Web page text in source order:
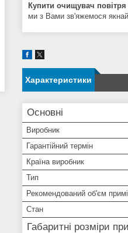
Купити очищувач
ми з Вами зв'яжемося
Характеристики
Основні
Виробник
Гарантійний термін
Країна виробник
Тип
Рекомендований об'єм
Стан
Габаритні розміри